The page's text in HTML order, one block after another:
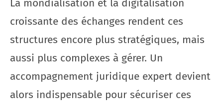
La mondialisation et la digitalisation
croissante des échanges rendent ces
structures encore plus stratégiques, mais
aussi plus complexes à gérer. Un
accompagnement juridique expert devient
alors indispensable pour sécuriser ces